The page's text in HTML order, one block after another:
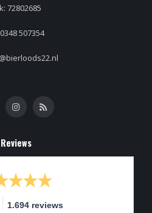
72802685
0348 507354
Reviews
1.694 reviews